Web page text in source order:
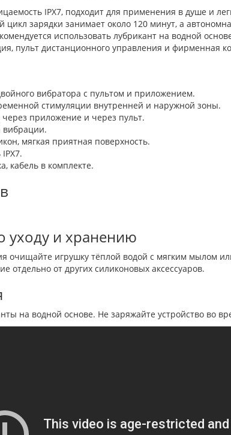
IPX7, подходит для применения в душе и
цикл зарядки занимает около 120 минут, а
использовать лубрикант на водной
пульт дистанционного управления и фирменная
вибратора с пультом и приложением.
стимуляции внутренней и наружной зоны.
приложение и через пульт.
вибрации.
мягкая приятная поверхность.
кабель в комплекте.
уходу и хранению
очищайте игрушку тёплой водой с мягким мылом
отдельно от других силиконовых аксессуаров.
на водной основе. Не заряжайте устройство во